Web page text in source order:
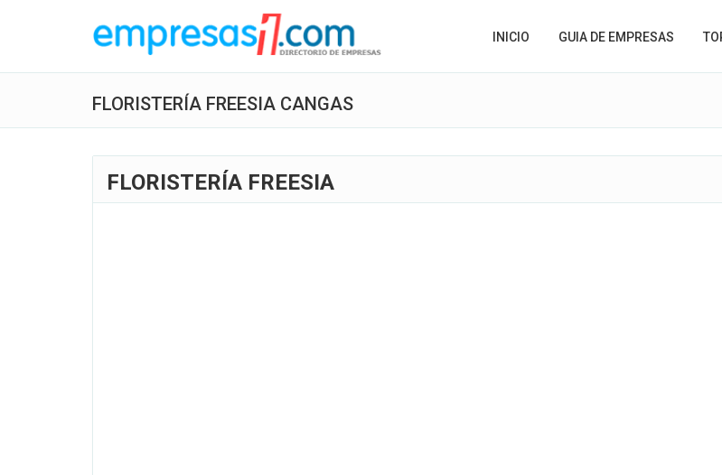
INICIO GUIA DE EMPRESAS
FLORISTERÍA FREESIA CANGAS
FLORISTERÍA FREESIA